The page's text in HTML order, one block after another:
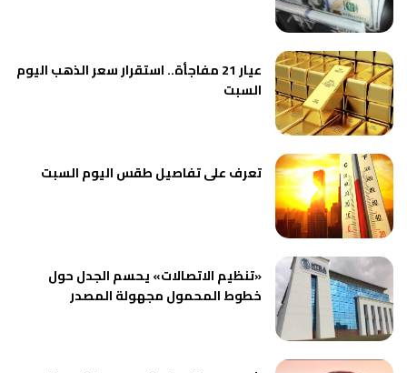
عيار 21 مفاجأة.. استقرار سعر الذهب اليوم
السبت
تعرف على تفاصيل طقس اليوم السبت
«تنظيم الاتصالات» يحسم الجدل حول
خطوط المحمول مجهولة المصدر